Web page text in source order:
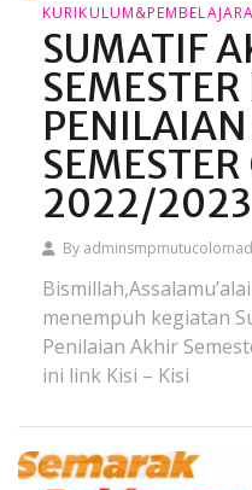
SUMATIF
2022/2023
By
menempuh kegiatan
Penilaian Akhir
ini link Kisi – Kisi